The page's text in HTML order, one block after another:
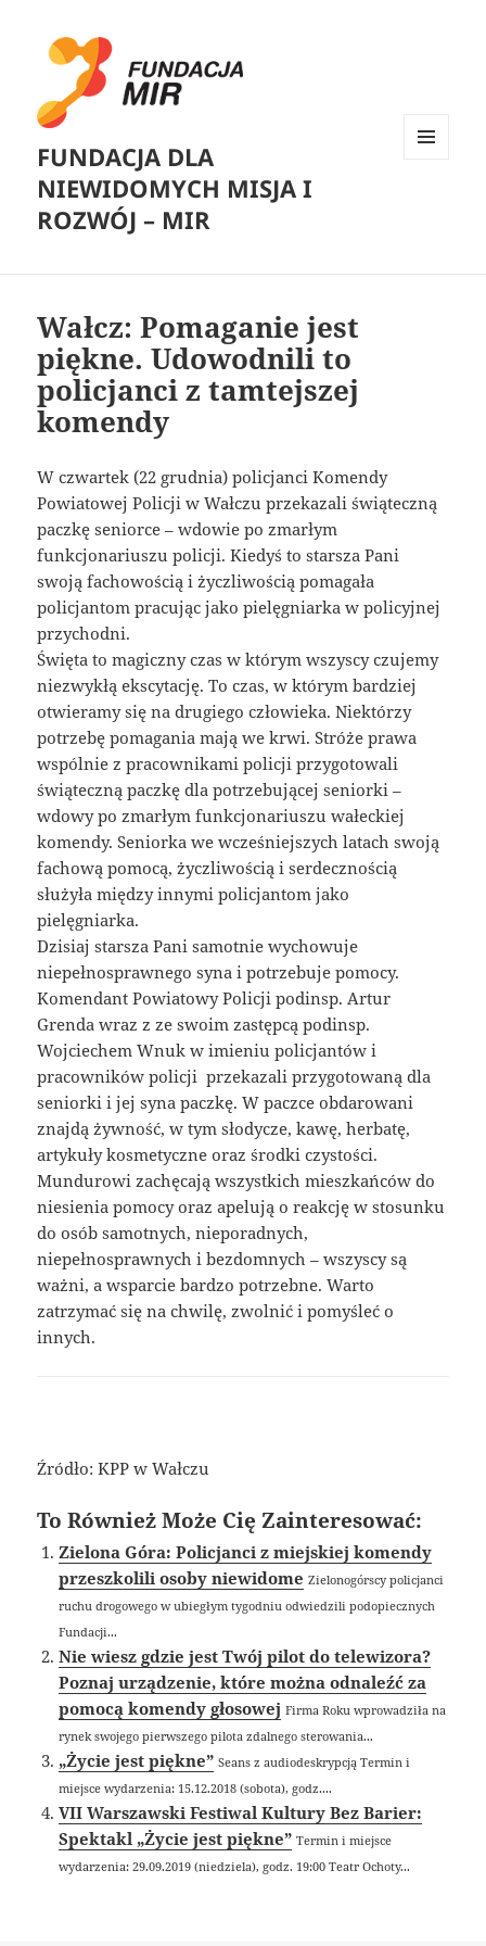
FUNDACJA DLA
NIEWIDOMYCH MISJA I
ROZWÓJ – MIR
Wałcz: Pomaganie jest
piękne. Udowodnili to
policjanci z tamtejszej
komendy
W czwartek (22 grudnia) policjanci Komendy
Powiatowej Policji w Wałczu przekazali świąteczną
paczkę seniorce – wdowie po zmarłym
funkcjonariuszu policji. Kiedyś to starsza Pani
swoją fachowością i życzliwością pomagała
policjantom pracując jako pielęgniarka w policyjnej
przychodni.
Święta to magiczny czas w którym wszyscy czujemy
niezwykłą ekscytację. To czas, w którym bardziej
otwieramy się na drugiego człowieka. Niektórzy
potrzebę pomagania mają we krwi. Stróże prawa
wspólnie z pracownikami policji przygotowali
świąteczną paczkę dla potrzebującej seniorki –
wdowy po zmarłym funkcjonariuszu wałeckiej
komendy. Seniorka we wcześniejszych latach swoją
fachową pomocą, życzliwością i serdecznością
służyła między innymi policjantom jako
pielęgniarka.
Dzisiaj starsza Pani samotnie wychowuje
niepełnosprawnego syna i potrzebuje pomocy.
Komendant Powiatowy Policji podinsp. Artur
Grenda wraz z ze swoim zastępcą podinsp.
Wojciechem Wnuk w imieniu policjantów i
pracowników policji przekazali przygotowaną dla
seniorki i jej syna paczkę. W paczce obdarowani
znajdą żywność, w tym słodycze, kawę, herbatę,
artykuły kosmetyczne oraz środki czystości.
Mundurowi zachęcają wszystkich mieszkańców do
niesienia pomocy oraz apelują o reakcję w stosunku
do osób samotnych, nieporadnych,
niepełnosprawnych i bezdomnych – wszyscy są
ważni, a wsparcie bardzo potrzebne. Warto
zatrzymać się na chwilę, zwolnić i pomyśleć o
innych.
Źródło: KPP w Wałczu
To Również Może Cię Zainteresować:
Zielona Góra: Policjanci z miejskiej komendy
przeszkolili osoby niewidome Zielonogórscy policjanci
ruchu drogowego w ubiegłym tygodniu odwiedzili podopiecznych
Fundacji...
Nie wiesz gdzie jest Twój pilot do telewizora?
Poznaj urządzenie, które można odnaleźć za
pomocą komendy głosowej Firma Roku wprowadziła na
rynek swojego pierwszego pilota zdalnego sterowania...
„Życie jest piękne” Seans z audiodeskrypcją Termin i
miejsce wydarzenia: 15.12.2018 (sobota), godz....
VII Warszawski Festiwal Kultury Bez Barier:
Spektakl „Życie jest piękne” Termin i miejsce
wydarzenia: 29.09.2019 (niedziela), godz. 19:00 Teatr Ochoty...